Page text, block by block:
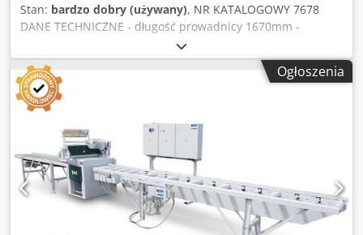
Stan: bardzo dobry (używany), NR KATALOGOWY 7678
DANE TECHNICZNE - długość prowadnicy 1670mm -
długość cięcia 1500mm - automatyczne smarowanie układu
tnącego - układ amortyzacyjno-naciągowy w głowicy -
posuw prowadnicy manualny Dwodpozh If Ijfx Acmja -
silnik elektryczny 7,5kW - wymiary do transportu
dł/szer/wys 1650x900x2350mm - waga całkowita 240kg
ATUTY – produkcji austriackiej – do kapowania pakietów
lub drewna okrągłego – niemalowana – mobilna, na kółkach
– piła używana, stan bardzo dobry Cena netto: 25900 PLN
Cena netto: 6160 EUR w zależności od ceny 4,2 EUR (Ceny
mogą się zmieniać wraz z wyższymi wahaniami)
Ogłoszenia